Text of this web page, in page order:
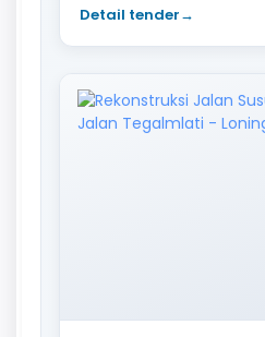
Detail tender→